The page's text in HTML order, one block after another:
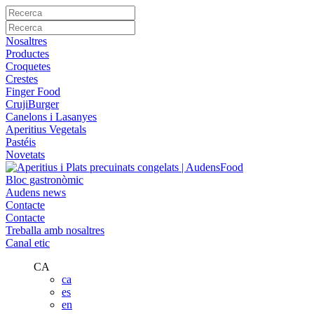
Nosaltres
Productes
Croquetes
Crestes
Finger Food
CrujiBurger
Canelons i Lasanyes
Aperitius Vegetals
Pastéis
Novetats
Bloc gastronòmic
Audens news
Contacte
Contacte
Treballa amb nosaltres
Canal etic
CA
ca
es
en